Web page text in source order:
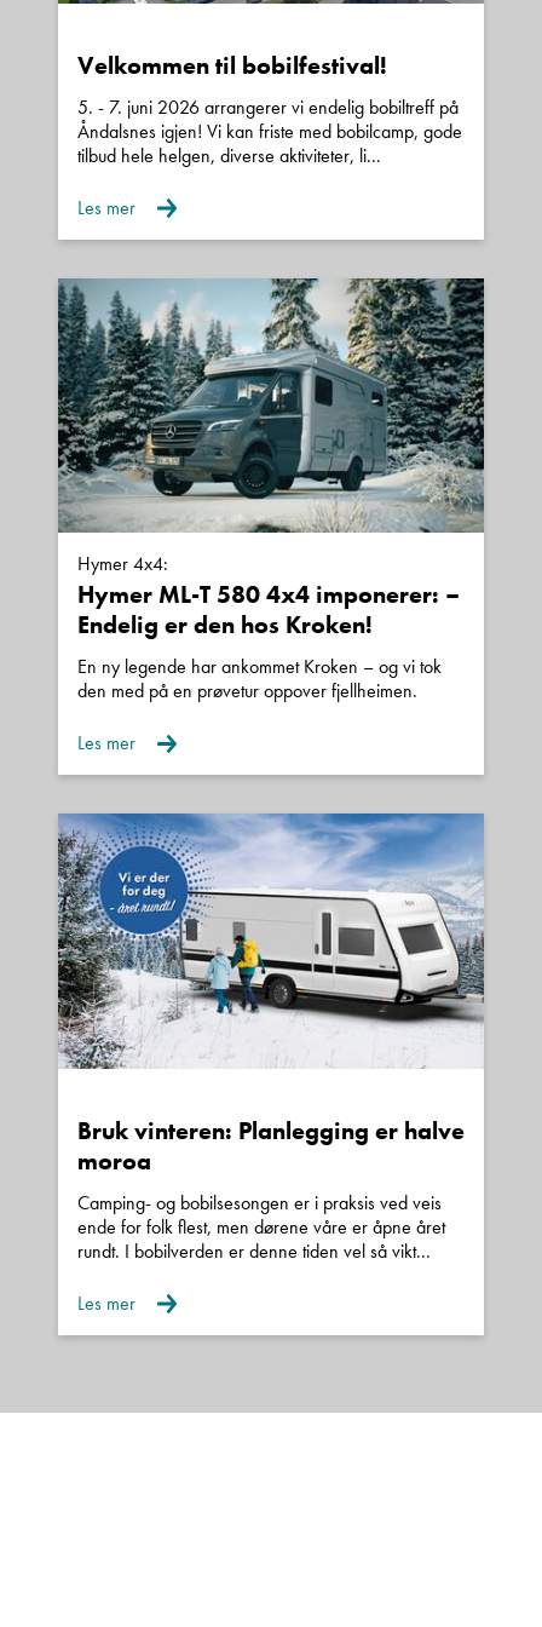
vognprat, vi står klar til å hjelpe deg!
Denne siden er beskyttet av reCAPTCHA og Google
Personvernerklæringog Vilkår for bruk er gjeldende.
Kontakt avdeling
Velkommen til bobilfestival!
5. - 7. juni 2026 arrangerer vi endelig bobiltreff på
Åndalsnes igjen! Vi kan friste med bobilcamp, gode
tilbud hele helgen, diverse aktiviteter, li...
Les mer
Hymer 4x4:
Hymer ML-T 580 4x4 imponerer: –
Endelig er den hos Kroken!
En ny legende har ankommet Kroken – og vi tok
den med på en prøvetur oppover fjellheimen.
Les mer
Bruk vinteren: Planlegging er halve
moroa
Camping- og bobilsesongen er i praksis ved veis
ende for folk flest, men dørene våre er åpne året
rundt. I bobilverden er denne tiden vel så vikt...
Les mer